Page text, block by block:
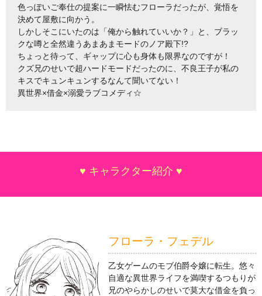
色っぽいご奉仕の提案に一瞬怯むフローラだったが、覚悟を
決めて屋敷に向かう。
しかしそこにいたのは「俺から触れていいか？」と、ブラッ
クな噂と全然違うあまあまモードのノア殿下!?
ちょっと待って、ギャップに心も身体も限界なのですが！
クズ兄のせいで超ハードモードだったのに、不良王子が私の
キスでキュンキュンするなんて聞いてない！
異世界×借金×溺愛ラブコメディ☆
♥ キャラクター紹介 ♥
フローラ・フェデル
乙女ゲームのモブ伯爵令嬢に転生。悠々
自適な異世界ライフを満喫するつもりが
兄のやらかしのせいで莫大な借金を負っ